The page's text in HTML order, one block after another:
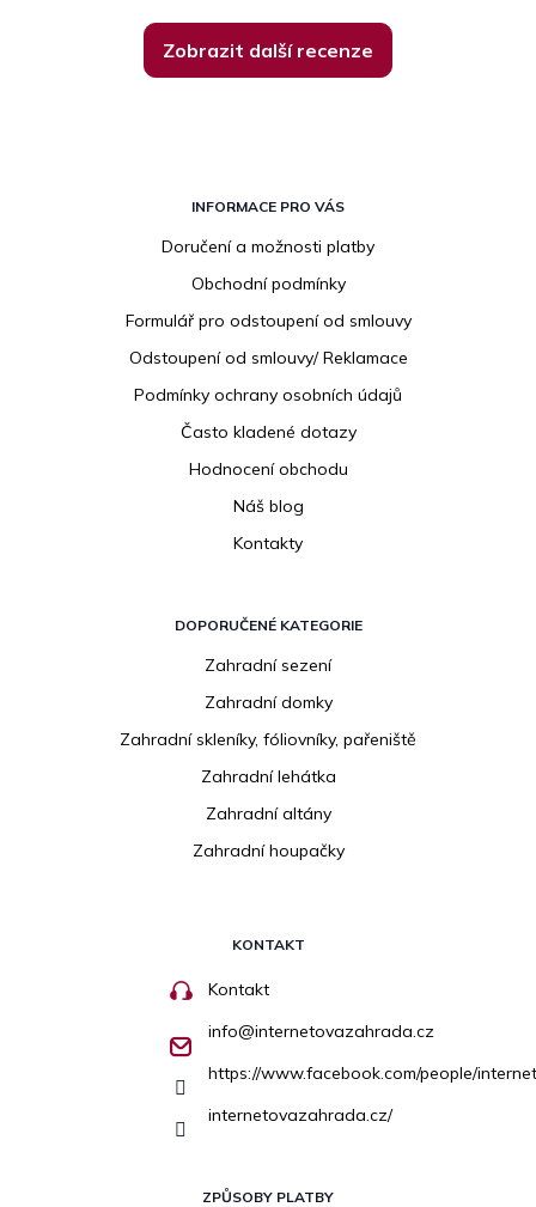
Zobrazit další recenze
INFORMACE PRO VÁS
Doručení a možnosti platby
Obchodní podmínky
Formulář pro odstoupení od smlouvy
Odstoupení od smlouvy/ Reklamace
Podmínky ochrany osobních údajů
Často kladené dotazy
Hodnocení obchodu
Náš blog
Kontakty
DOPORUČENÉ KATEGORIE
Zahradní sezení
Zahradní domky
Zahradní skleníky, fóliovníky, pařeniště
Zahradní lehátka
Zahradní altány
Zahradní houpačky
KONTAKT
Kontakt
info@internetovazahrada.cz
https://www.facebook.com/people/
internetovazahrada.cz/
ZPŮSOBY PLATBY